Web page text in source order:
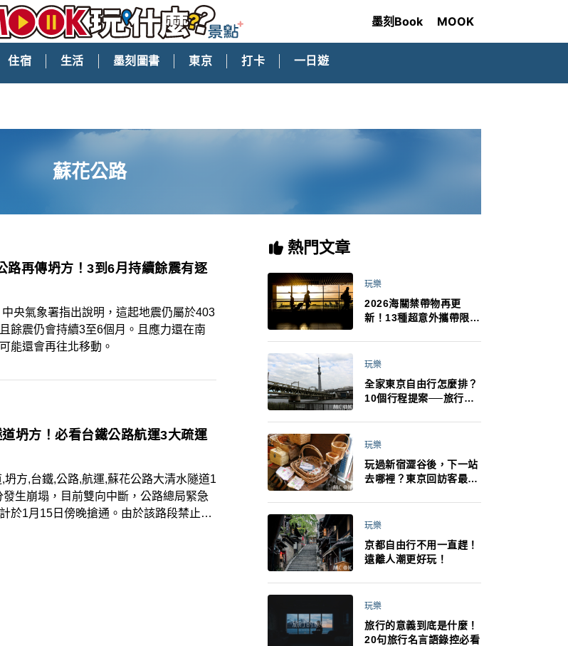
墨刻Book MOOK
住宿 生活 墨刻圖書 東京 打卡 一日遊
蘇花公路
路再傳坍方！3到6月持續餘震有逐
央氣象署指出說明，這起地震仍屬於403
餘震仍會持續3至6個月。且應力還在南
能還會再往北移動。
坍方！必看台鐵公路航運3大疏運
坍方,台鐵,公路,航運,蘇花公路大清水隧道1
生崩塌，目前雙向中斷，公路總局緊急
於1月15日傍晚搶通。由於該路段禁止通
熱門文章
玩樂
2026海關禁帶物再更
新！13種超意外攜帶限
最高還罰百萬！注意事項
玩樂
全家東京自由行怎麼排？
10個行程提案──旅行不
法！
玩樂
玩過新宿澀谷後，下一站
去哪裡？東京回訪客最推
玩樂
京都自由行不用一直趕！
遠離人潮更好玩！
玩樂
旅行的意義到底是什麼！
20句旅行名言語錄控必看